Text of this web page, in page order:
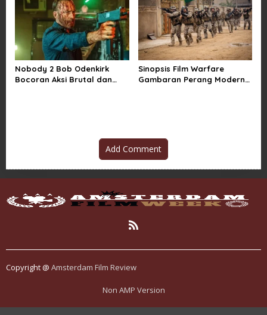
Nobody 2 Bob Odenkirk
Bocoran Aksi Brutal dan
Sinopsis Film Warfare
Gambaran Perang Modern
Add Comment
Copyright @ Amsterdam Film Review
Non AMP Version